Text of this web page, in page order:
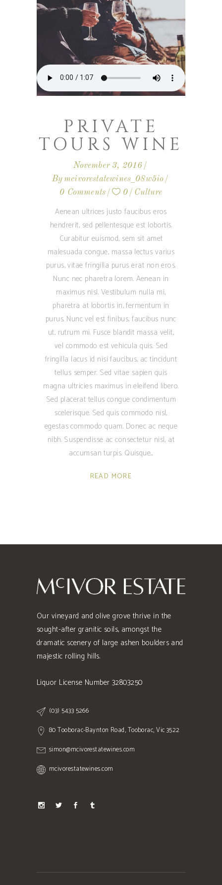
PRIVATE
TOURS WINE
November 3, 2016
By mcivorestatewines_08w5io
0 Comments
0 Culture
Aenean ultrices justo faucibus eros
hendrerit, sed pellentesque est lobortis.
Curabitur euismod, sem sit amet
malesuada congue, massa lectus varius
purus, vitae fringilla purus erat non eros.
Nunc nec pharetra lorem. Aenean in
maximus nisl. Vestibulum nulla mi,
pharetra at lobortis in, fermentum in
purus. Nunc vel est finibus, faucibus nunc
ut, rutrum mi. Fusce blandit massa velit,
vel commodo est vehicula quis. Sed
fringilla lacus id nisi faucibus, ac tincidunt
tellus semper. Sed vitae sapien quis
magna ultricies maximus in eleifend libero.
Sed placerat tellus congue condimentum
scelerisque. Sed quis commodo nisl,
egestas commodo quam. Donec ac neque
nibh. Suspendisse ac consectetur nisl, at
accumsan turpis. Quisque
READ MORE
Our vineyard and olive grove thrive in the
sought-after granitic soils, amongst the
dramatic scenery of large ashen boulders and
majestic rolling hills.
Liquor License Number 32803250
(03) 5433 5266
80 Tooborac-Baynton Road, Tooborac, Vic 3522
simon@mcivorestatewines.com
mcivorestatewines.com